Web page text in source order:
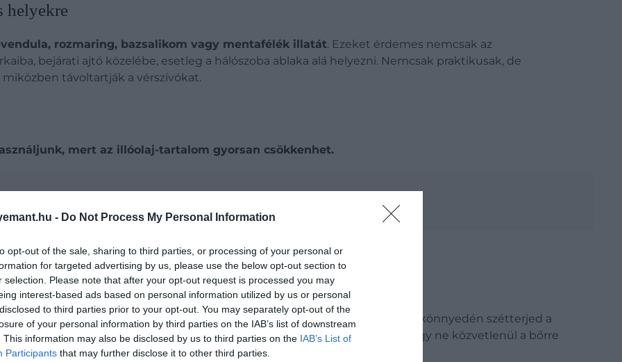
- Do Not Process My Personal Information
opt-out of the sale, sharing to third parties, or processing of your personal or
for targeted advertising by us, please use the below opt-out section to
selection. Please note that after your opt-out request is processed you may
interest-based ads based on personal information utilized by us or personal
to third parties prior to your opt-out. You may separately opt-out of the
of your personal information by third parties on the IAB’s list of downstream
This information may also be disclosed by us to third parties on the IAB’s List of
Participants that may further disclose it to other third parties.
helyekre
rozmaring, bazsalikom vagy mentafélék illatát. Ezeket érdemes nemcsak az
bejárati ajtó közelébe, esetleg a hálószoba ablaka alá helyezni. Nemcsak praktikusak, de
távoltartják a vérszívókat.
mert az illóolaj-tartalom gyorsan csökkenhet.
szúnyogok lepték el a londoni metrót
jól ismert szúnyogűzők. Egy párologtatóval vagy diffúzorral az illat könnyedén szétterjed a
(pl. függönyre vagy az ágynemű szélére) is permetezhetjük. Fontos, hogy ne közvetlenül a bőrre
vagy allergiát.